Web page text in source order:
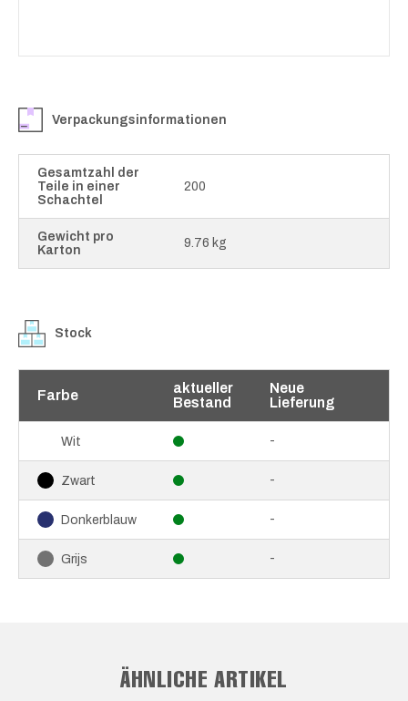
Verpackungsinformationen
Gesamtzahl der
Teile in einer
Schachtel
200
Gewicht pro
Karton
9.76 kg
Stock
Farbe
aktueller
Bestand
Neue
Lieferung
Wit -
Zwart -
Donkerblauw -
Grijs -
ÄHNLICHE ARTIKEL